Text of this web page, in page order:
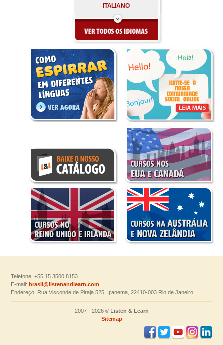
ITALIANO
Telefone: +55 15 3500 8153
E-mail:brasil@listenandlearn.com
Endereço: Rua Visconde de Piraja 525, Ipanema, 22410-003 Rio de Janeiro
2007 - 2026 © Listen & Learn
Sitemap